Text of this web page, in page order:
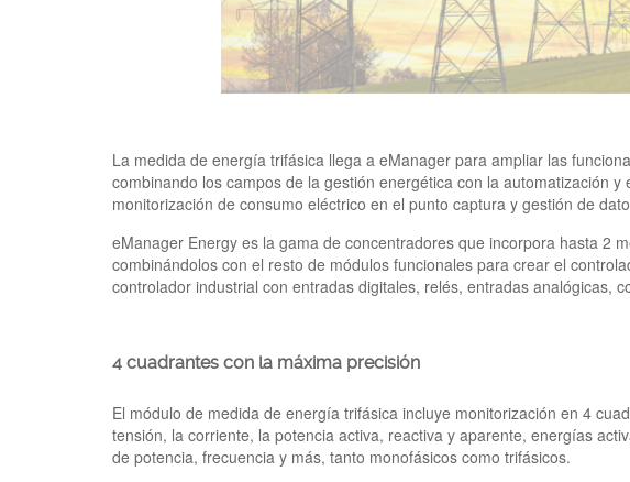
La medida de energía trifásica llega a eManager para ampliar las
combinando los campos de la gestión energética con la automatización
monitorización de consumo eléctrico en el punto captura y gestión de
eManager Energy es la gama de concentradores que incorpora hasta 2
combinándolos con el resto de módulos funcionales para crear el
controlador industrial con entradas digitales, relés, entradas analógicas,
4 cuadrantes con la máxima precisión
El módulo de medida de energía trifásica incluye monitorización en 4
tensión, la corriente, la potencia activa, reactiva y aparente, energías
de potencia, frecuencia y más, tanto monofásicos como trifásicos.